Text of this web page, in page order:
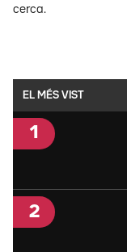
cerca.
EL MÉS VIST